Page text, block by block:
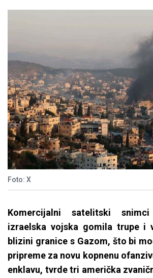
Foto: X
Komercijalni satelitski
izraelska vojska gomila trupe i
blizini granice s Gazom, što bi
pripreme za novu kopnenu
enklavu, tvrde tri američka